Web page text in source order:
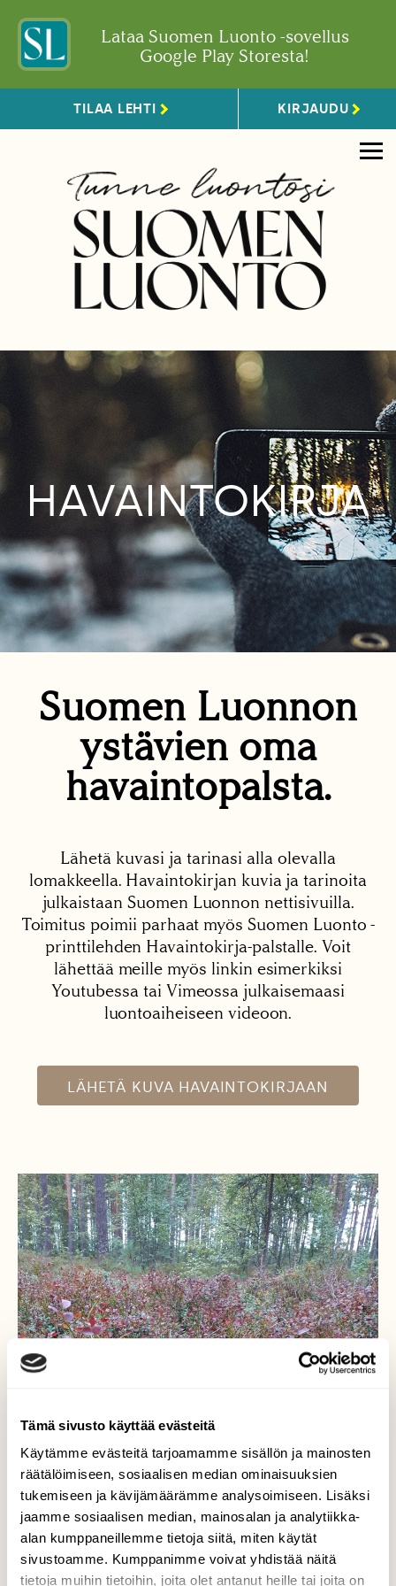
Tämä sivusto käyttää evästeitä
Käytämme evästeitä tarjoamamme sisällön ja mainosten
räätälöimiseen, sosiaalisen median ominaisuuksien
tukemiseen ja kävijämäärämme analysoimiseen. Lisäksi
jaamme sosiaalisen median, mainosalan ja analytiikka-
alan kumppaneillemme tietoja siitä, miten käytät
sivustoamme. Kumppanimme voivat yhdistää näitä
tietoja muihin tietoihin, joita olet antanut heille tai joita on
Lataa Suomen Luonto -sovellus
Google Play Storesta!
TILAA LEHTI KIRJAUDU
HAVAINTOKIRJA
Suomen Luonnon
ystävien oma
havaintopalsta.
Lähetä kuvasi ja tarinasi alla olevalla
lomakkeella. Havaintokirjan kuvia ja tarinoita
julkaistaan Suomen Luonnon nettisivuilla.
Toimitus poimii parhaat myös Suomen Luonto -
printtilehden Havaintokirja-palstalle. Voit
lähettää meille myös linkin esimerkiksi
Youtubessa tai Vimeossa julkaisemaasi
luontoaiheiseen videoon.
LÄHETÄ KUVA HAVAINTOKIRJAAN